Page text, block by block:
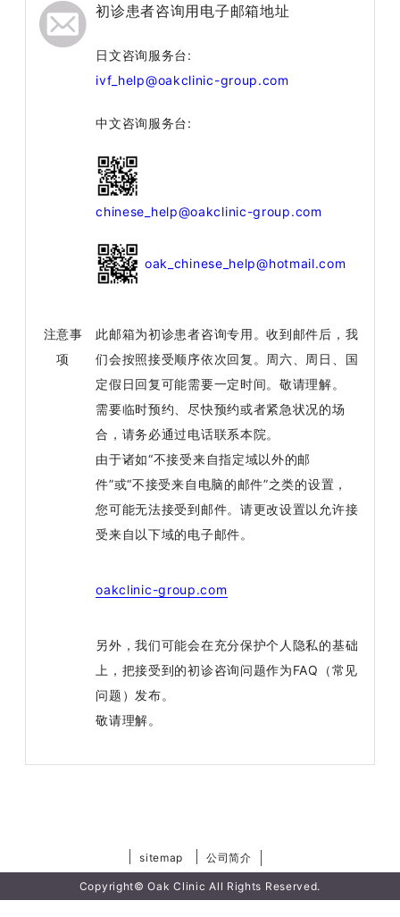
初诊患者咨询用电子邮箱地址
日文咨询服务台:
ivf_help@oakclinic-group.com
中文咨询服务台:
chinese_help@oakclinic-group.com
oak_chinese_help@hotmail.com
注意事
项
此邮箱为初诊患者咨询专用。收到邮件后，我
们会按照接受顺序依次回复。周六、周日、国
定假日回复可能需要一定时间。敬请理解。
需要临时预约、尽快预约或者紧急状况的场
合，请务必通过电话联系本院。
由于诸如“不接受来自指定域以外的邮
件”或“不接受来自电脑的邮件”之类的设置，
您可能无法接受到邮件。请更改设置以允许接
受来自以下域的电子邮件。
oakclinic-group.com
另外，我们可能会在充分保护个人隐私的基础
上，把接受到的初诊咨询问题作为FAQ（常见
问题）发布。
敬请理解。
sitemap 公司简介
Copyright© Oak Clinic All Rights Reserved.